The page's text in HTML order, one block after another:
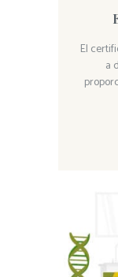
El
a